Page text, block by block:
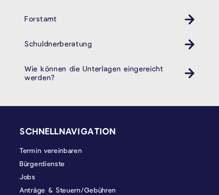
Forstamt
Schuldnerberatung
Wie können die Unterlagen eingereicht
werden?
SCHNELLNAVIGATION
Termin vereinbaren
Bürgerdienste
Jobs
Anträge & Steuern/Gebühren